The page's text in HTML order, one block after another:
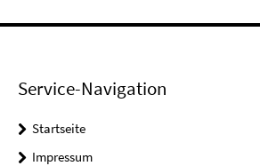
Service-Navigation
Startseite
Impressum